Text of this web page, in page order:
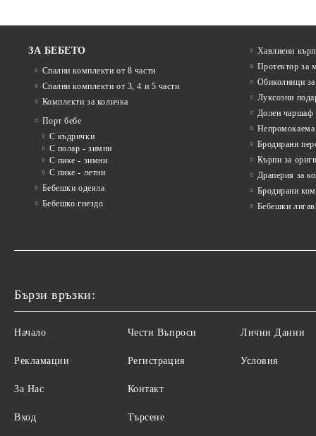
ЗА БЕБЕТО
Спални комплекти от 8 части
Спални комплекти от 3, 4 и 5 части
Комплекти за количка
Порт бебе
С къдрички
С полар - зимни
С пике - зимни
С пике - летни
Бебешки одеяла
Бебешко гнездо
Хавлиени
Протектор за
Обиколници
Луксозни
Долен чаршаф
Бродирани
Кърпи за
Драперия за
Бродирани
Бебешки
Бързи връзки:
Начало
Рекламации
За Нас
Вход
Чести Въпроси
Регистрация
Контакт
Търсене
Лични Данни
Условия